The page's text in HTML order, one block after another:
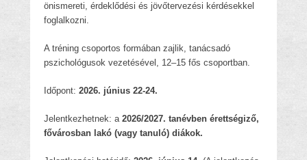
önismereti, érdeklődési és jövőtervezési kérdésekkel
foglalkozni.
A tréning csoportos formában zajlik, tanácsadó
pszichológusok vezetésével, 12–15 fős csoportban.
Időpont: 2026. június 22-24.
Jelentkezhetnek: a 2026/2027. tanévben érettségiző,
fővárosban lakó (vagy tanuló) diákok.